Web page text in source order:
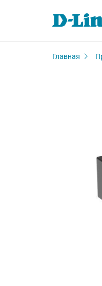
Главная